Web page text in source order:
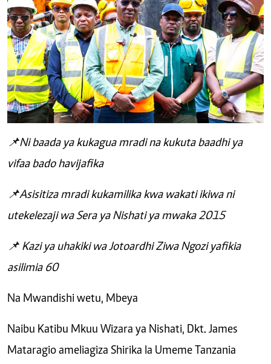
📌Ni baada ya kukagua mradi na kukuta baadhi ya
vifaa bado havijafika
📌Asisitiza mradi kukamilika kwa wakati ikiwa ni
utekelezaji wa Sera ya Nishati ya mwaka 2015
📌 Kazi ya uhakiki wa Jotoardhi Ziwa Ngozi yafikia
asilimia 60
Na Mwandishi wetu, Mbeya
Naibu Katibu Mkuu Wizara ya Nishati, Dkt. James
Mataragio ameliagiza Shirika la Umeme Tanzania